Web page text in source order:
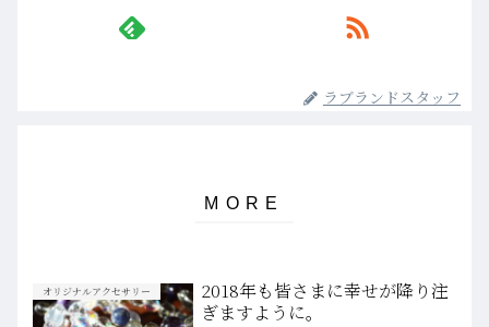
ラブランドスタッフ
オリジナルアクセサリー
2018年も皆さまに幸せが降り注
ぎますように。